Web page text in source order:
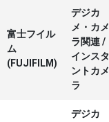
富士フイル
ム
(FUJIFILM)
デジカ
メ・カメ
ラ関連/
インスタ
ントカメ
ラ
デジカ